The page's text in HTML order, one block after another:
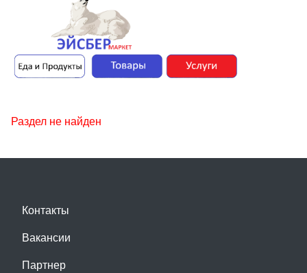
Раздел не найден
Контакты
Вакансии
Партнер